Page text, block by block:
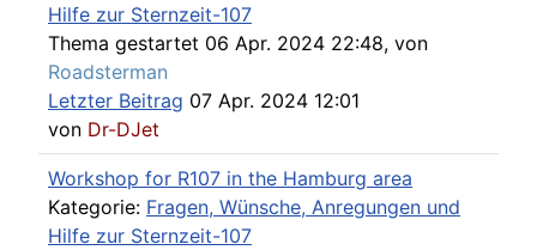
Hilfe zur Sternzeit-107
Thema gestartet 06 Apr. 2024 22:48, von
Roadsterman
Letzter Beitrag 07 Apr. 2024 12:01
von Dr-DJet
Workshop for R107 in the Hamburg area
Kategorie: Fragen, Wünsche, Anregungen und
Hilfe zur Sternzeit-107